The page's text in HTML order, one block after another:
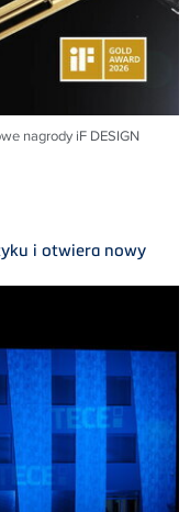
nagrody iF DESIGN
i otwiera nowy